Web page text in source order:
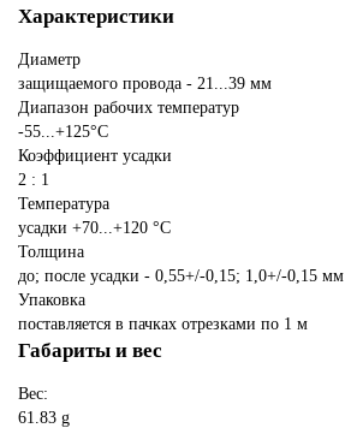
Характеристики
Диаметр
защищаемого провода - 21...39 мм
Диапазон рабочих температур
-55...+125°С
Коэффициент усадки
2 : 1
Температура
усадки +70...+120 °С
Толщина
до; после усадки - 0,55+/-0,15; 1,0+/-0,15 мм
Упаковка
поставляется в пачках отрезками по 1 м
Габариты и вес
Вес:
61.83 g